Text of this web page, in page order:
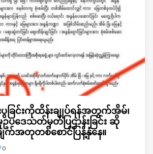
းပွခြင်းကိုထိန်းချုပ်ရန်အတွက်အိမ်၊
ဥပဒေသတ်မှတ်ပြဌာန်းခြင်း ဆို
အတုတစ်စောင်ပြန့်နှံနေ။
0